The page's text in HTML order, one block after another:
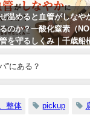
温めると血管がしなや
のか？一酸化窒素（
を守るしくみ｜千歳船
マッサージ
年7月16日
”にある？
整体 pickup